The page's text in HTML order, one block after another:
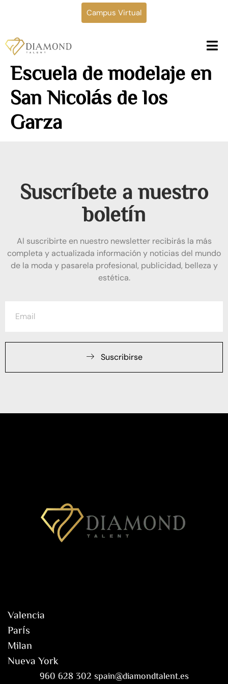
Campus Virtual
Escuela de modelaje en
San Nicolás de los
Garza
Suscríbete a nuestro
boletín
Al suscribirte en nuestro newsletter recibirás la más
completa y actualizada información y noticias del mundo
de la moda y pasarela profesional, publicidad, belleza y
estética.
Suscribirse
Valencia
París
Milan
Nueva York
960 628 302 spain@diamondtalent.es